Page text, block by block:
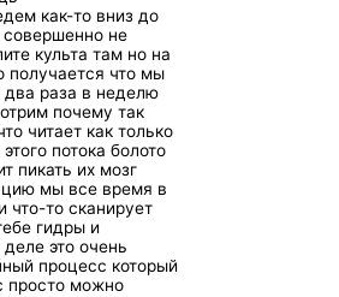
как-то вниз до
совершенно не
культа там но на
получается что мы
раза в неделю
почему так
читает как только
потока болото
пикать их мозг
мы все время в
что-то сканирует
гидры и
это очень
процесс который
просто можно